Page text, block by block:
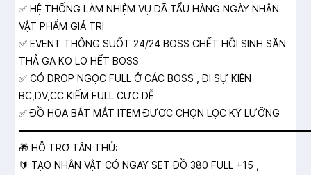
✅ HỆ THỐNG LÀM NHIỆM VỤ DÃ TẨU HÀNG NGÀY NHẬN
VẬT PHẨM GIÁ TRỊ
✅ EVENT THÔNG SUỐT 24/24 BOSS CHẾT HỒI SINH SĂN
THẢ GA KO LO HẾT BOSS
✅ CÓ DROP NGỌC FULL Ở CÁC BOSS , ĐI SỰ KIỆN
BC,DV,CC KIẾM FULL CỰC DỄ
✅ ĐỒ HỌA BẮT MẮT ITEM ĐƯỢC CHỌN LỌC KỸ LƯỠNG
🎁 HỖ TRỢ TÂN THỦ:
🔰 TẠO NHÂN VẬT CÓ NGAY SET ĐỒ 380 FULL +15 ,